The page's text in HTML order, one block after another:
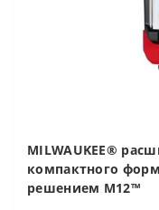
MILWAUKEE®
компактного
решением M12™